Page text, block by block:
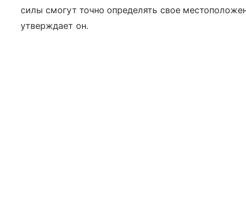
силы смогут точно определять свое
утверждает он.